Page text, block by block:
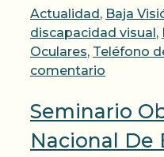
Categorías
Actualidad , Baja
discapacidad visual ,
Oculares, Teléfono
comentario
Seminario
Nacional De